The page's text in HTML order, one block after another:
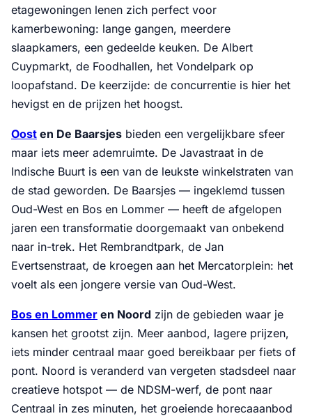
etagewoningen lenen zich perfect voor
kamerbewoning: lange gangen, meerdere
slaapkamers, een gedeelde keuken. De Albert
Cuypmarkt, de Foodhallen, het Vondelpark op
loopafstand. De keerzijde: de concurrentie is hier het
hevigst en de prijzen het hoogst.
Oost en De Baarsjes bieden een vergelijkbare sfeer
maar iets meer ademruimte. De Javastraat in de
Indische Buurt is een van de leukste winkelstraten van
de stad geworden. De Baarsjes — ingeklemd tussen
Oud-West en Bos en Lommer — heeft de afgelopen
jaren een transformatie doorgemaakt van onbekend
naar in-trek. Het Rembrandtpark, de Jan
Evertsenstraat, de kroegen aan het Mercatorplein: het
voelt als een jongere versie van Oud-West.
Bos en Lommer en Noord zijn de gebieden waar je
kansen het grootst zijn. Meer aanbod, lagere prijzen,
iets minder centraal maar goed bereikbaar per fiets of
pont. Noord is veranderd van vergeten stadsdeel naar
creatieve hotspot — de NDSM-werf, de pont naar
Centraal in zes minuten, het groeiende horecaaanbod